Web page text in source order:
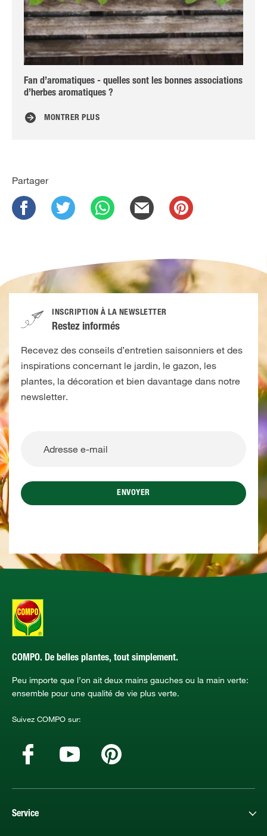
Fan d’aromatiques - quelles sont les bonnes associations
d’herbes aromatiques ?
MONTRER PLUS
Partager
INSCRIPTION À LA NEWSLETTER
Restez informés
Recevez des conseils d’entretien saisonniers et des
inspirations concernant le jardin, le gazon, les
plantes, la décoration et bien davantage dans notre
newsletter.
ENVOYER
COMPO. De belles plantes, tout simplement.
Peu importe que l’on ait deux mains gauches ou la main verte:
ensemble pour une qualité de vie plus verte.
Suivez COMPO sur:
Service